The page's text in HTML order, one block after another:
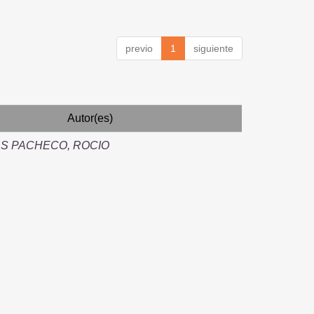
previo 1 siguiente
Autor(es)
PACHECO, ROCIO